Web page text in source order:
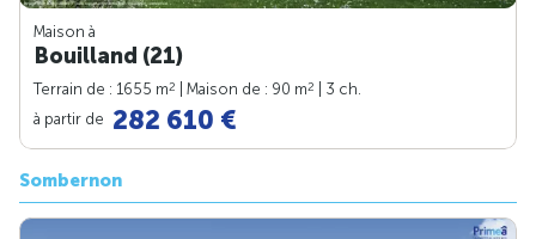
Maison à
Bouilland (21)
Terrain de : 1655 m2 | Maison de : 90 m2
| 3 ch.
à partir de 282 610 €
Sombernon